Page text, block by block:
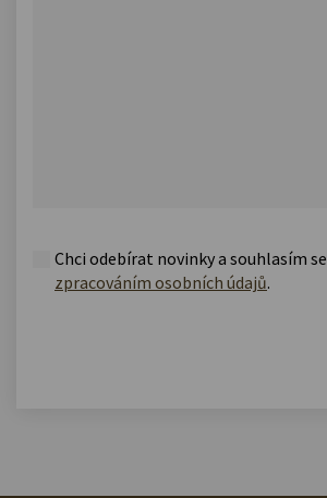
Chci odebírat novinky a souhlasím se
zpracováním osobních údajů.